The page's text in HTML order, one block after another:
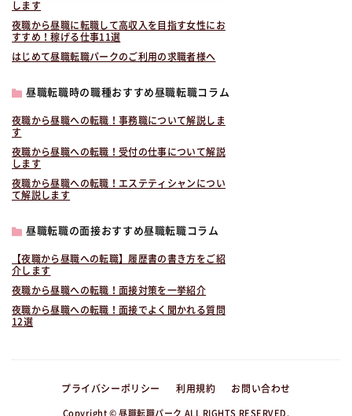
します
夜職から昼職に転職して高収入を目指す女性にお
すすめ！稼げる仕事11選
はじめて昼職転職パークのご利用の求職者様へ
昼職転職時の職種おすすめ昼職転職コラム
夜職から昼職への転職！事務職について解説しま
す
夜職から昼職への転職！受付の仕事について解説
します
夜職から昼職への転職！エステティシャンについ
て解説します
昼職転職の面接おすすめ昼職転職コラム
【夜職から昼職への転職】履歴書の書き方をご紹
介します
夜職から昼職への転職！面接対策を一挙紹介
夜職から昼職への転職！面接でよく聞かれる質問
12選
プライバシーポリシー 利用規約 お問い合わせ
Copyright © 昼職転職パーク ALL RIGHTS RESERVED.